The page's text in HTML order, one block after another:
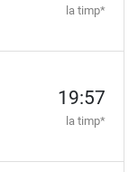
la timp*
19:57
la timp*